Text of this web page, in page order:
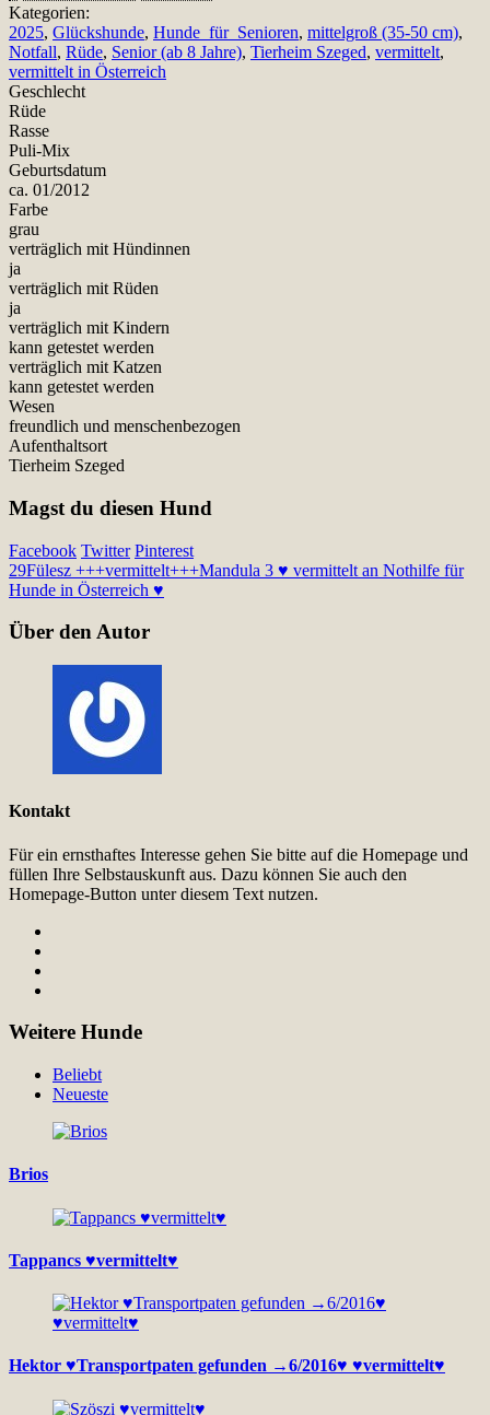
Kategorien:
2025, Glückshunde, Hunde_für_Senioren, mittelgroß (35-50 cm),
Notfall, Rüde, Senior (ab 8 Jahre), Tierheim Szeged, vermittelt,
vermittelt in Österreich
Geschlecht
Rüde
Rasse
Puli-Mix
Geburtsdatum
ca. 01/2012
Farbe
grau
verträglich mit Hündinnen
ja
verträglich mit Rüden
ja
verträglich mit Kindern
kann getestet werden
verträglich mit Katzen
kann getestet werden
Wesen
freundlich und menschenbezogen
Aufenthaltsort
Tierheim Szeged
Magst du diesen Hund
Facebook Twitter Pinterest
29Fülesz +++vermittelt+++Mandula 3 ♥ vermittelt an Nothilfe für
Hunde in Österreich ♥
Über den Autor
Kontakt
Für ein ernsthaftes Interesse gehen Sie bitte auf die Homepage und
füllen Ihre Selbstauskunft aus. Dazu können Sie auch den
Homepage-Button unter diesem Text nutzen.
Weitere Hunde
Beliebt
Neueste
Brios
Tappancs ♥vermittelt♥
Hektor ♥Transportpaten gefunden →6/2016♥ ♥vermittelt♥